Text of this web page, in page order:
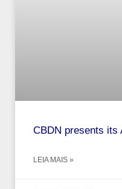
CBDN presents its
LEIA MAIS »